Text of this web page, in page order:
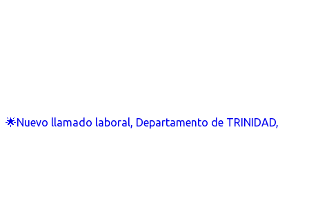
🌟Nuevo llamado laboral, Departamento de TRINIDAD,